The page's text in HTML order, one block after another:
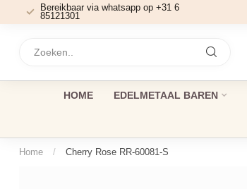
Bereikbaar via whatsapp op +31 6
85121301
HOME EDELMETAAL BAREN
Home / Cherry Rose RR-60081-S